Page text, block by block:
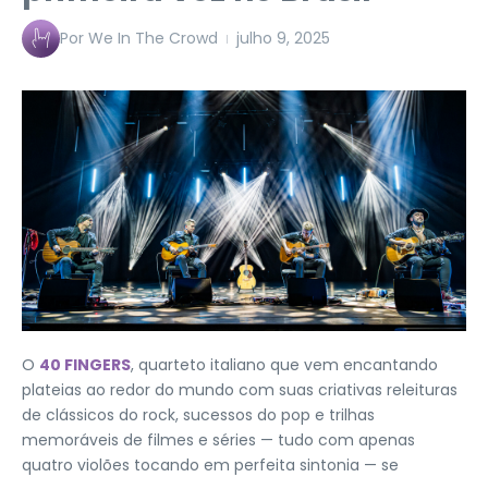
Por We In The Crowd julho 9, 2025
O 40 FINGERS, quarteto italiano que vem encantando
plateias ao redor do mundo com suas criativas releituras
de clássicos do rock, sucessos do pop e trilhas
memoráveis de filmes e séries — tudo com apenas
quatro violões tocando em perfeita sintonia — se